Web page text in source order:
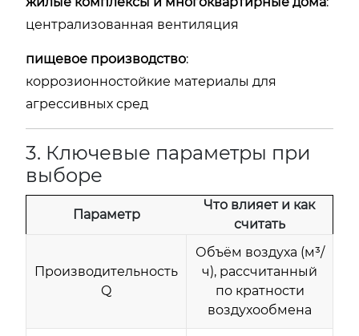
централизованная вентиляция
пищевое производство:
коррозионностойкие материалы для
агрессивных сред
3. Ключевые параметры при
выборе
Параметр
Что влияет и как
считать
Производительность
Q
Объём воздуха (м³/
ч), рассчитанный
по кратности
воздухообмена